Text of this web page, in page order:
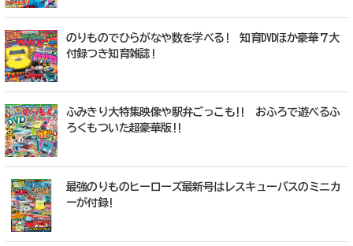
のりものでひらがなや数を学べる! 知育DVDほか豪華７大
付録つき知育雑誌!
ふみきり大特集映像や駅弁ごっこも!! おふろで遊べるふ
ろくもついた超豪華版!!
最強のりものヒーローズ最新号はレスキューバスのミニカ
ーが付録!